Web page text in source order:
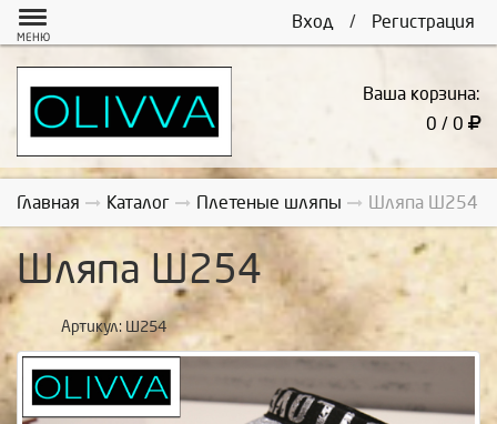
Вход / Регистрация
МЕНЮ
Ваша корзина:
0 / 0
Главная Каталог Плетеные шляпы Шляпа Ш254
Шляпа Ш254
Артикул: Ш254